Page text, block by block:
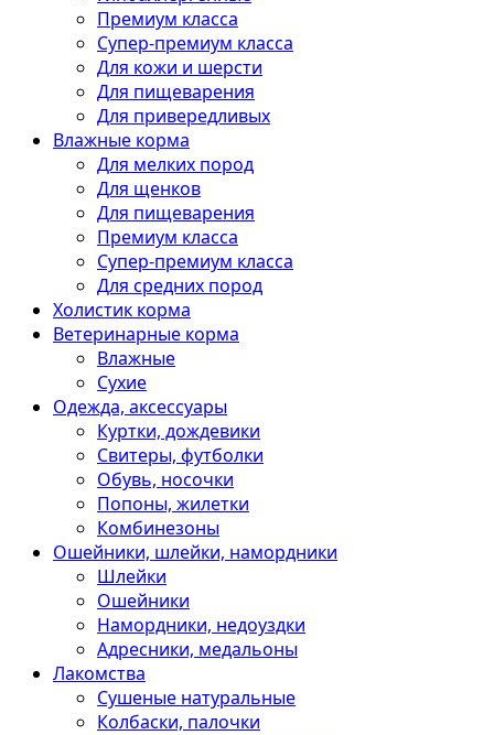
Премиум класса
Супер-премиум класса
Для кожи и шерсти
Для пищеварения
Для привередливых
Влажные корма
Для мелких пород
Для щенков
Для пищеварения
Премиум класса
Супер-премиум класса
Для средних пород
Холистик корма
Ветеринарные корма
Влажные
Сухие
Одежда, аксессуары
Куртки, дождевики
Свитеры, футболки
Обувь, носочки
Попоны, жилетки
Комбинезоны
Ошейники, шлейки, намордники
Шлейки
Ошейники
Намордники, недоуздки
Адресники, медальоны
Лакомства
Сушеные натуральные
Колбаски, палочки